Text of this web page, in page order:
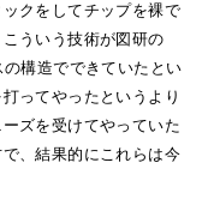
クをしてチップを裸で
ういう技術が図研の
構造でできていたとい
ってやったというより
ズを受けてやっていた
、結果的にこれらは今